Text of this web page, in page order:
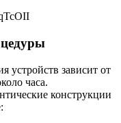
устройств зависит от
часа.
конструкции